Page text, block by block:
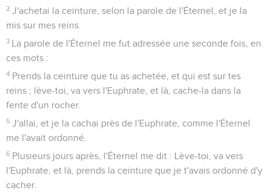
2 J'achetai la ceinture, selon la parole de l'Éternel, et je la
mis sur mes reins.
3 La parole de l'Éternel me fut adressée une seconde fois, en
ces mots :
4 Prends la ceinture que tu as achetée, et qui est sur tes
reins ; lève-toi, va vers l'Euphrate, et là, cache-la dans la
fente d'un rocher.
5 J'allai, et je la cachai près de l'Euphrate, comme l'Éternel
me l'avait ordonné.
6 Plusieurs jours après, l'Éternel me dit : Lève-toi, va vers
l'Euphrate, et là, prends la ceinture que je t'avais ordonné d'y
cacher.